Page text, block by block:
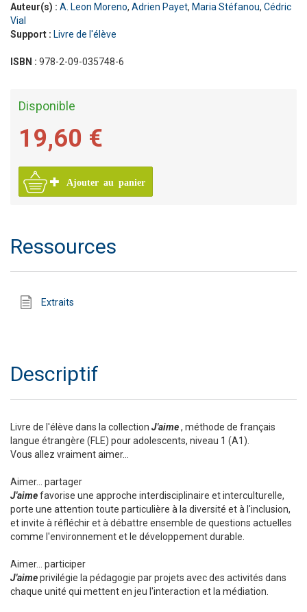
Auteur(s) : A. Leon Moreno, Adrien Payet, Maria Stéfanou, Cédric
Vial
Support : Livre de l'élève
ISBN : 978-2-09-035748-6
Disponible
19,60 €
Ajouter au panier
Ressources
Extraits
Descriptif
Livre de l'élève dans la collection J'aime, méthode de français
langue étrangère (FLE) pour adolescents, niveau 1 (A1).
Vous allez vraiment aimer...
Aimer... partager
J'aimefavorise une approche interdisciplinaire et interculturelle,
porte une attention toute particulière à la diversité et à l'inclusion,
et invite à réfléchir et à débattre ensemble de questions actuelles
comme l'environnement et le développement durable.
Aimer... participer
J'aimeprivilégie la pédagogie par projets avec des activités dans
chaque unité qui mettent en jeu l'interaction et la médiation.